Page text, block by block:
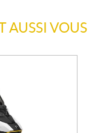
AUSSI VOUS